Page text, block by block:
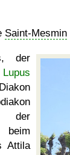
Saint-Mesmin
der
Lupus
beim
Attila